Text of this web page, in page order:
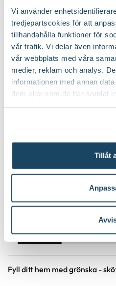
Vi använder
tredjepartscokies för att
tillhandahålla funktioner för
vår trafik. Vi delar även
vår webbplats med våra
medier, reklam och analys.
informationen med annan
dem eller som de har samlat
Tillåt
Finns i flera varianter
199:-
Online
till
Fyll ditt hem med grönska -